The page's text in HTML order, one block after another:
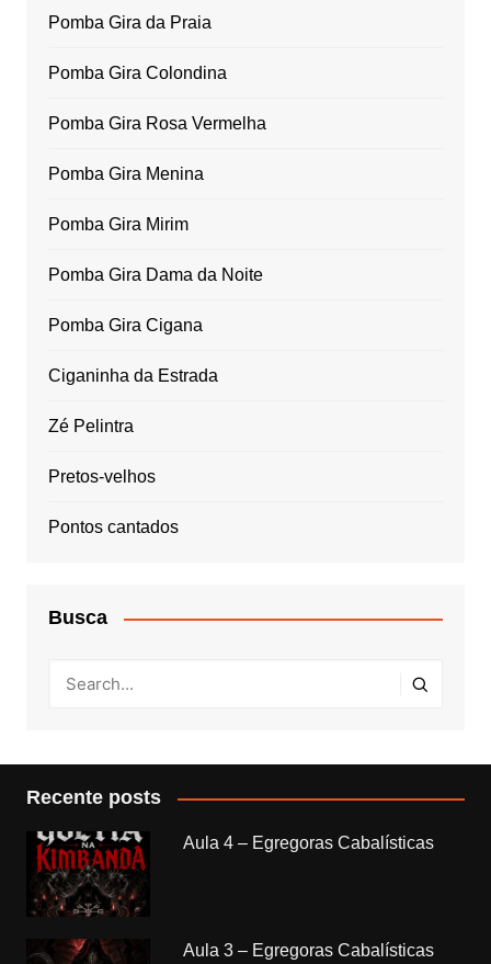
Pomba Gira da Praia
Pomba Gira Colondina
Pomba Gira Rosa Vermelha
Pomba Gira Menina
Pomba Gira Mirim
Pomba Gira Dama da Noite
Pomba Gira Cigana
Ciganinha da Estrada
Zé Pelintra
Pretos-velhos
Pontos cantados
Busca
Recente posts
Aula 4 – Egregoras Cabalísticas
Aula 3 – Egregoras Cabalísticas